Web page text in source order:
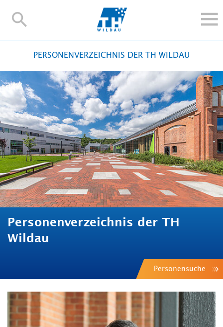
TH-
FORSCHUNG UND TRANSFER
ALUMNI
HOCHSCHULE
INTERNATIONAL
BESCHÄFTIGTE
Blogs Kontakt und Anfahrt Webmail Moodle
TH Online-Portal Personensuche English
PERSONENVERZEICHNIS DER TH WILDAU
Personenverzeichnis der TH
Wildau
Personensuche